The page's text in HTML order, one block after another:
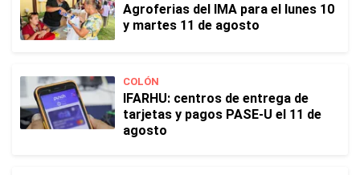
Agroferias del IMA para el lunes 10
y martes 11 de agosto
COLÓN
IFARHU: centros de entrega de
tarjetas y pagos PASE-U el 11 de
agosto